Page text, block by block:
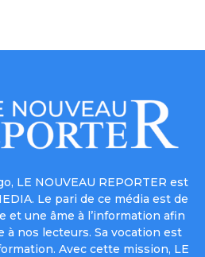
LE NOUVEAU REPORTER est
Le pari de ce média est de
et une âme à l’information afin
à nos lecteurs. Sa vocation est
Avec cette mission, LE